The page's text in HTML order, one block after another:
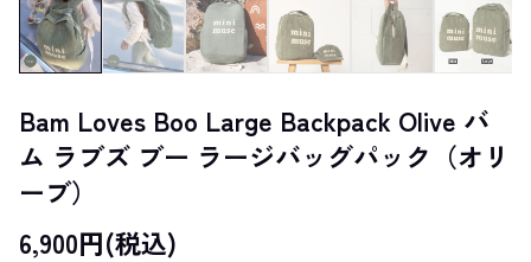
Bam Loves Boo Large Backpack Olive バ
ム ラブズ ブー ラージバッグパック（オリ
ーブ）
6,900円(税込)